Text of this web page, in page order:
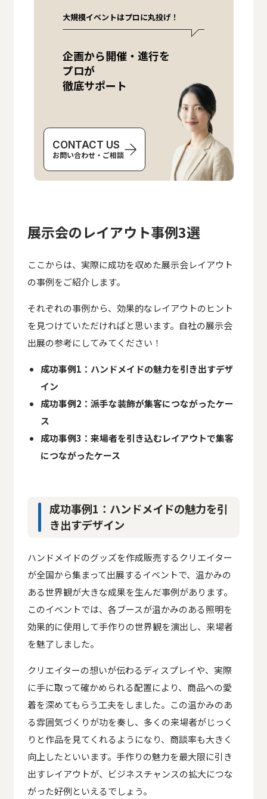
大規模イベントはプロに丸投げ！
企画から開催・進行を
プロが
徹底サポート
CONTACT US
お問い合わせ・ご相談
展示会のレイアウト事例3選
ここからは、実際に成功を収めた展示会レイアウト
の事例をご紹介します。
それぞれの事例から、効果的なレイアウトのヒント
を見つけていただければと思います。自社の展示会
出展の参考にしてみてください！
成功事例1：ハンドメイドの魅力を引き出すデザ
イン
成功事例2：派手な装飾が集客につながったケー
ス
成功事例3：来場者を引き込むレイアウトで集客
につながったケース
成功事例1：ハンドメイドの魅力を引
き出すデザイン
ハンドメイドのグッズを作成販売するクリエイター
が全国から集まって出展するイベントで、温かみの
ある世界観が大きな成果を生んだ事例があります。
このイベントでは、各ブースが温かみのある照明を
効果的に使用して手作りの世界観を演出し、来場者
を魅了しました。
クリエイターの想いが伝わるディスプレイや、実際
に手に取って確かめられる配置により、商品への愛
着を深めてもらう工夫をしました。この温かみのあ
る雰囲気づくりが功を奏し、多くの来場者がじっく
りと作品を見てくれるようになり、商談率も大きく
向上したといいます。手作りの魅力を最大限に引き
出すレイアウトが、ビジネスチャンスの拡大につな
がった好例といえるでしょう。